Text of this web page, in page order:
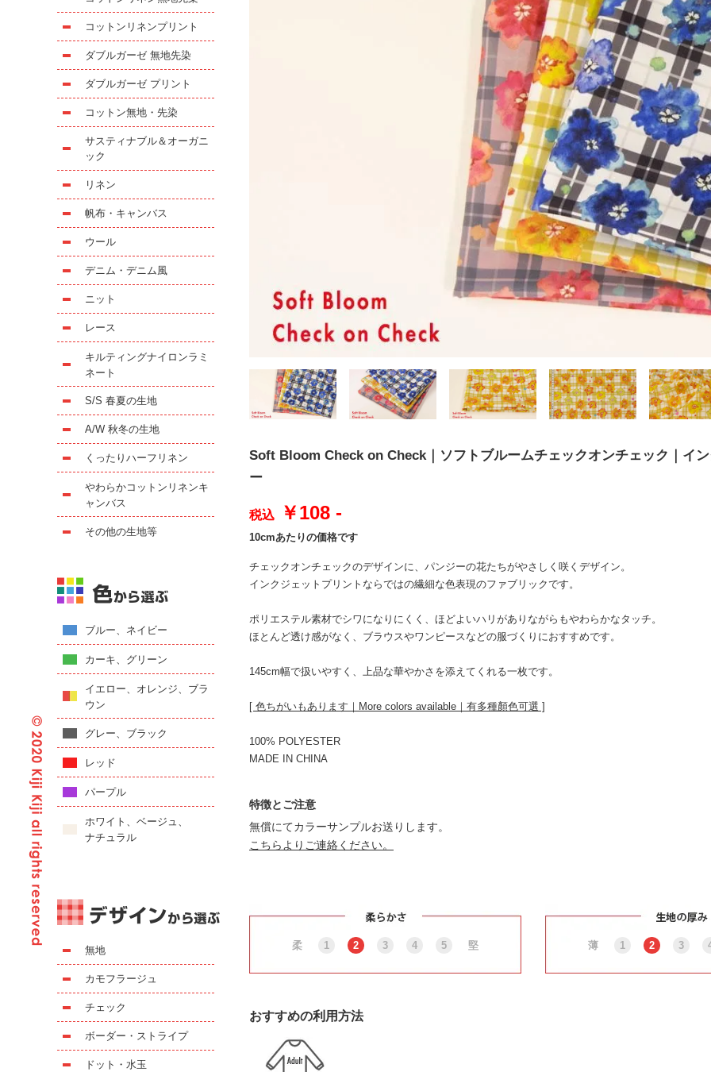
Soft Bloom Check on Check｜ソフトブルームチェックオンチェック｜イ
ー
税込 ￥108 -
10cmあたりの価格です
チェックオンチェックのデザインに、パンジーの花たちがやさしく咲くデザイン。
インクジェットプリントならではの繊細な色表現のファブリックです。
ポリエステル素材でシワになりにくく、ほどよいハリがありながらもやわらかなタッチ。
ほとんど透け感がなく、ブラウスやワンピースなどの服づくりにおすすめです。
145cm幅で扱いやすく、上品な華やかさを添えてくれる一枚です。
[ 色ちがいもあります｜More colors available｜有多種顏色可選 ]
100% POLYESTER
MADE IN CHINA
特徴とご注意
無償にてカラーサンプルお送りします。
こちらよりご連絡ください。
柔 1 2 3 4 5 堅 薄 1 2 3
おすすめの利用方法
コットンリネンプリント
ダブルガーゼ 無地先染
ダブルガーゼ プリント
コットン無地・先染
サスティナブル＆オーガニ
ック
リネン
帆布・キャンバス
ウール
デニム・デニム風
ニット
レース
キルティングナイロンラミ
ネート
S/S 春夏の生地
A/W 秋冬の生地
くったりハーフリネン
やわらかコットンリネンキ
ャンバス
その他の生地等
ブルー、ネイビー
カーキ、グリーン
イエロー、オレンジ、ブラ
ウン
グレー、ブラック
レッド
パープル
ホワイト、ベージュ、
ナチュラル
無地
カモフラージュ
チェック
ボーダー・ストライプ
ドット・水玉